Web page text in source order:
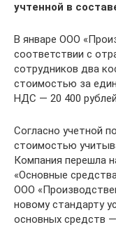
учтенной в
В январе ООО
соответствии с
сотрудников два
стоимостью за
НДС — 20 400
Согласно учетной
стоимостью
Компания перешла
«Основные
ООО
новому стандарту
основных средств